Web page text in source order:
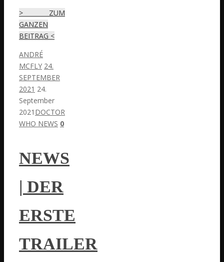
> ZUM
GANZEN
BEITRAG <
ANDRÉ
MCFLY 24.
SEPTEMBER
2021 24.
September
2021 DOCTOR
WHO NEWS 0
NEWS
| DER
ERSTE
TRAILER